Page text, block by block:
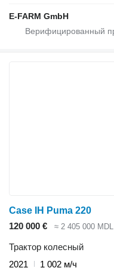
E-FARM GmbH
Case IH Puma 220
120 000 €
≈ 2 405 000 MDL
Трактор колесный
2021
1 002 м/ч